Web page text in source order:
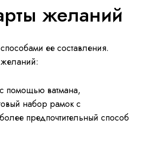
желаний
ее составления.
помощью ватмана,
набор рамок с
предпочтительный способ